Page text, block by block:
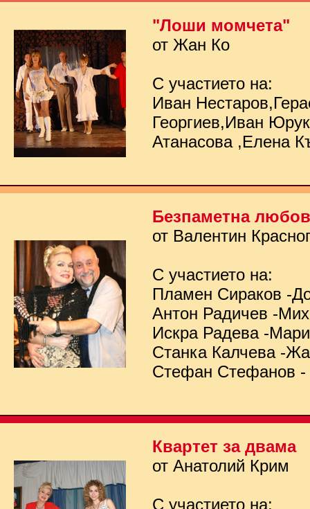
"Лоши момчета"
от Жан Ко
С участието на:
Иван
Георгиев,Иван
Атанасова ,Елена
Безпаметна любов
от Валентин
С участието на:
Пламен Сираков -
Антон Радичев -
Искра Радева -
Станка Калчева -
Стефан Стефанов
Квартет за двама
от Анатолий Крим
С участието на: